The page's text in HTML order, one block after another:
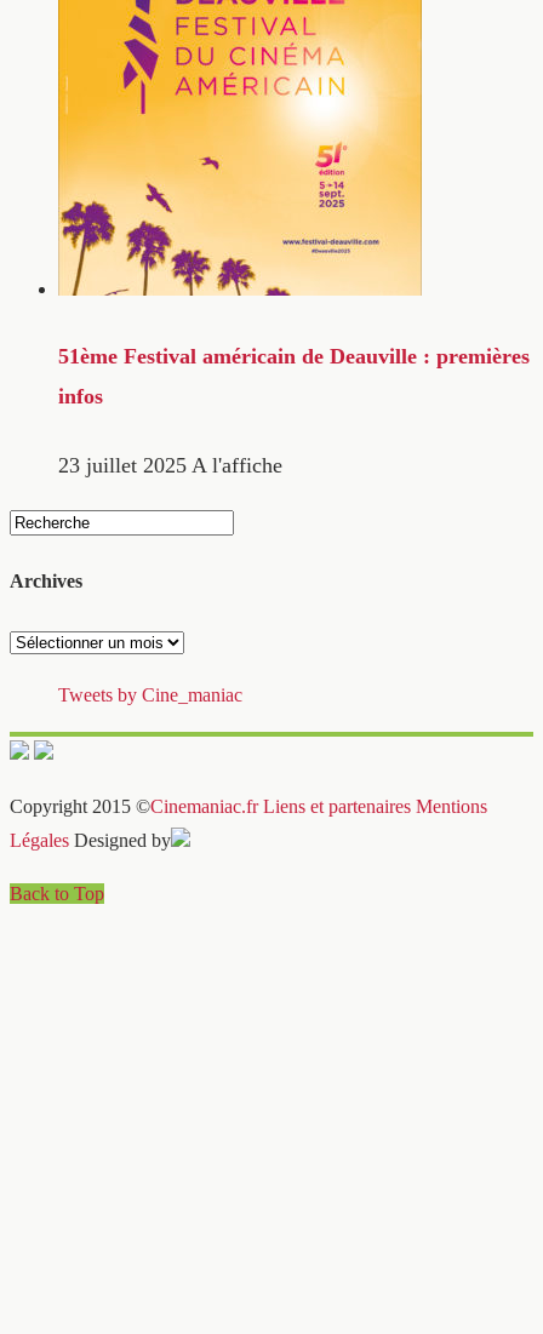
51ème Festival américain de Deauville : premières
infos
23 juillet 2025 A l'affiche
Archives
Archives
Tweets by Cine_maniac
Copyright 2015 ©Cinemaniac.fr Liens et partenaires Mentions
Légales Designed by
Back to Top